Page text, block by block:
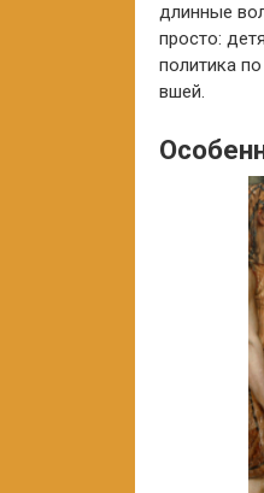
длинные
просто:
политика
вшей.